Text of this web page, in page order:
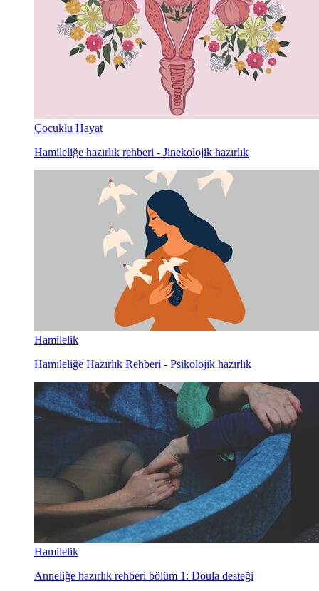
Çocuklu Hayat
Hamileliğe hazırlık rehberi - Jinekolojik hazırlık
Hamilelik
Hamileliğe Hazırlık Rehberi - Psikolojik hazırlık
Hamilelik
Anneliğe hazırlık rehberi bölüm 1: Doula desteği